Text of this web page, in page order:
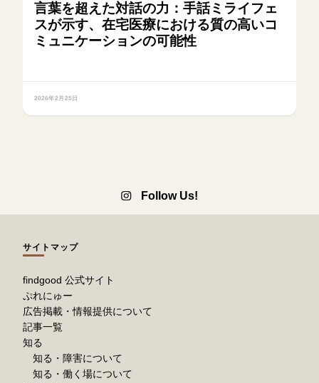
言葉を超えた対話の力：手話ミライフェ
スが示す、在宅医療における質の高いコ
ミュニケーションの可能性
2026年2月25日
Follow Us!
サイトマップ
findgood 公式サイト
ぷれにゅー
広告掲載・情報提供について
記事一覧
知る
知る・障害について
知る・働く場について